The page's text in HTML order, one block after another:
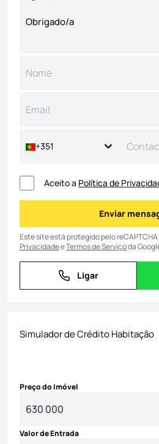
+351
Aceito a Política de
Enviar
Este site está protegido pelo
PrivacidadeeTermos de Serviçoda
Ligar
Ligar
Simulador de Crédito Habitação
Preço do Imóvel
Valor de Entrada